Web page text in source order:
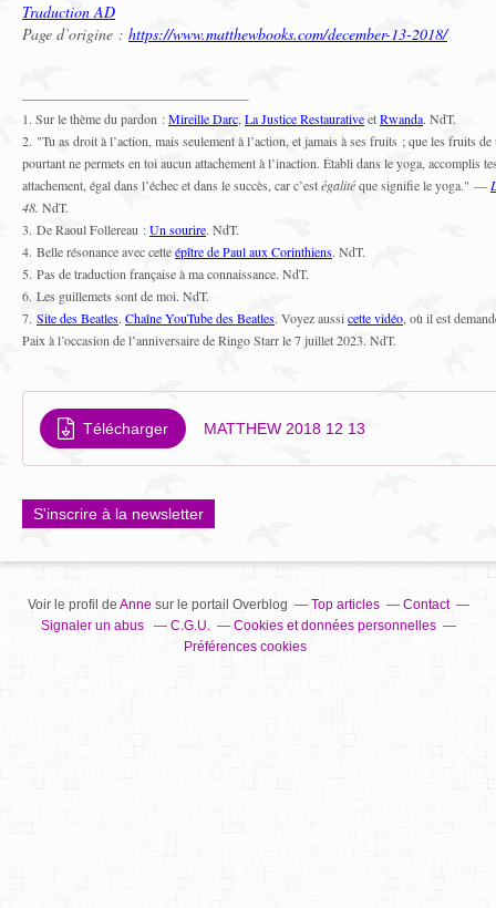
Traduction AD
Page d’origine : https://www.matthewbooks.com/december-13-2018/
1. Sur le thème du pardon :Mireille Darc, La Justice RestaurativeetRwanda. NdT.
2. "Tu as droit à l’action, mais seulement à l’action, et jamais à ses fruits ; que les fruits
pourtant ne permets en toi aucun attachement à l’inaction. Établi dans le yoga, accomplis
attachement, égal dans l’échec et dans le succès, car c’estégalitéque signifie le yoga." —
48. NdT.
3. De Raoul Follereau :Un sourire. NdT.
4. Belle résonance avec cetteépître de Paul aux Corinthiens. NdT.
5. Pas de traduction française à ma connaissance. NdT.
6. Les guillemets sont de moi. NdT.
7. Site des Beatles. Chaîne YouTube des Beatles. Voyez aussicette vidéo , où il est
Paix à l’occasion de l’anniversaire de Ringo Starr le 7 juillet 2023. NdT.
Télécharger MATTHEW 2018 12 13
S'inscrire à la newsletter
Voir le profil de Anne sur le portail Overblog Top articles
Contact
Signaler un abus
C.G.U.
Cookies et données personnelles
Préférences cookies